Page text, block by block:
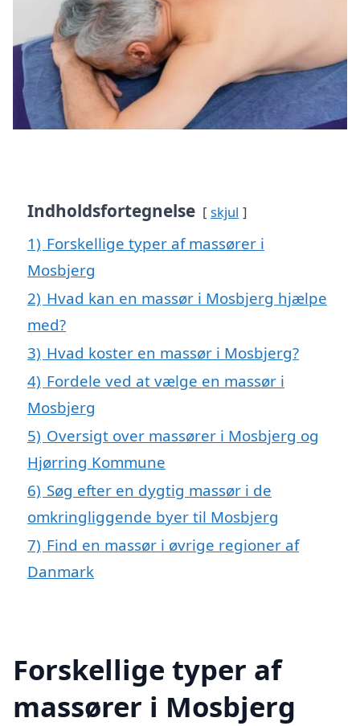
Indholdsfortegnelse skjul
1) Forskellige typer af massører i
Mosbjerg
2) Hvad kan en massør i Mosbjerg hjælpe
med?
3) Hvad koster en massør i Mosbjerg?
4) Fordele ved at vælge en massør i
Mosbjerg
5) Oversigt over massører i Mosbjerg og
Hjørring Kommune
6) Søg efter en dygtig massør i de
omkringliggende byer til Mosbjerg
7) Find en massør i øvrige regioner af
Danmark
Forskellige typer af
massører i Mosbjerg